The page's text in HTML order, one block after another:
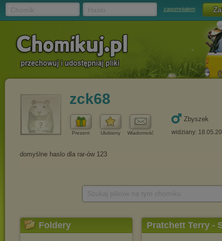
zapomniałem
zck68
Prezent Ulubiony Wiadomość
Zbyszek
widziany:
Foldery Pratchett Terry -